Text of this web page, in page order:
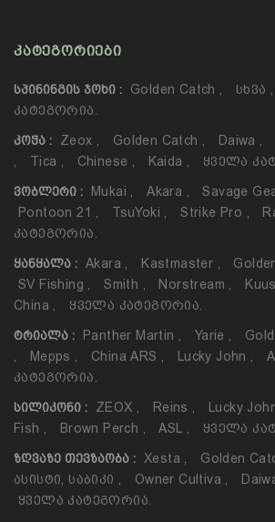
ᲙᲐᲢᲔᲒᲝᲠᲘᲔᲑᲘ
ᲡᲞᲘᲜᲘᲜᲒᲘᲡ ᲯᲝᲮᲘ : Golden Catch , Სხვა ,
Კატეგორია.
ᲙᲝᲭᲐ : Zeox , Golden Catch , Daiwa ,
,
Tica , Chinese , Kaida , Ყველა
ᲕᲝᲑᲚᲔᲠᲘ : Mukai , Akara , Savage
Pontoon 21 , TsuYoki , Strike Pro ,
Კატეგორია.
ᲧᲐᲜᲧᲐᲚᲐ : Akara , Kastmaster ,
SV Fishing , Smith , Norstream ,
China , Ყველა Კატეგორია.
ᲢᲠᲘᲐᲚᲐ : Panther Martin , Yarie ,
,
Mepps , China ARS , Lucky John ,
Კატეგორია.
ᲡᲘᲚᲘᲙᲝᲜᲘ : ZEOX , Reins , Lucky
Fish , Brown Perch , ASL , Ყველა
ᲖᲦᲕᲐᲖᲔ ᲗᲔᲕᲖᲐᲝᲑᲐ : Xesta , Golden
Ასისტი, Საბიკი , Owner Cultiva ,
Ყველა Კატეგორია.